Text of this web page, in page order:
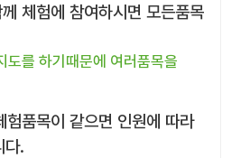
체험에 참여하시면 모든품목
도를 하기때문에 여러품목을
품목이 같으면 인원에 따라
다.